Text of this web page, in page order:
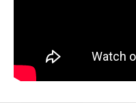
ックを詰め込んだコ
動画の真似だけでは